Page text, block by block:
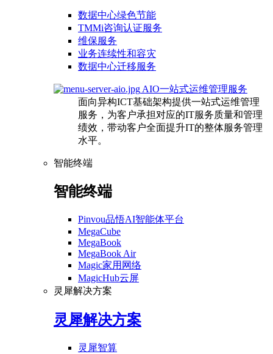
数据中心绿色节能
TMMi咨询认证服务
维保服务
业务连续性和容灾
数据中心迁移服务
AIO一站式运维管理服务
面向异构ICT基础架构提供一站式运维管理
服务，为客户承担对应的IT服务质量和管理
绩效，带动客户全面提升IT的整体服务管理
水平。
智能终端
智能终端
Pinvou品悟AI智能体平台
MegaCube
MegaBook
MegaBook Air
Magic家用网络
MagicHub云屏
灵犀解决方案
灵犀解决方案
灵犀智算